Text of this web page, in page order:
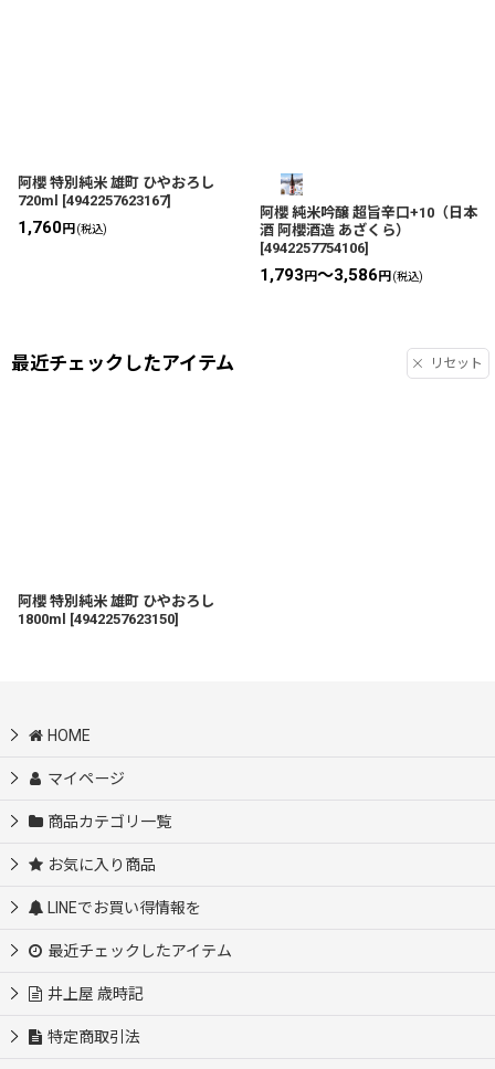
阿櫻 特別純米 雄町 ひやおろし
720ml
[4942257623167]
1,760円 (税込)
阿櫻 純米吟醸 超旨辛口+10（日本
酒 阿櫻酒造 あざくら）
[4942257754106]
1,793円～3,586円(税込)
最近チェックしたアイテム リセット
阿櫻 特別純米 雄町 ひやおろし
1800ml
[4942257623150]
HOME
マイページ
商品カテゴリ一覧
お気に入り商品
LINEでお買い得情報を
最近チェックしたアイテム
井上屋 歳時記
特定商取引法